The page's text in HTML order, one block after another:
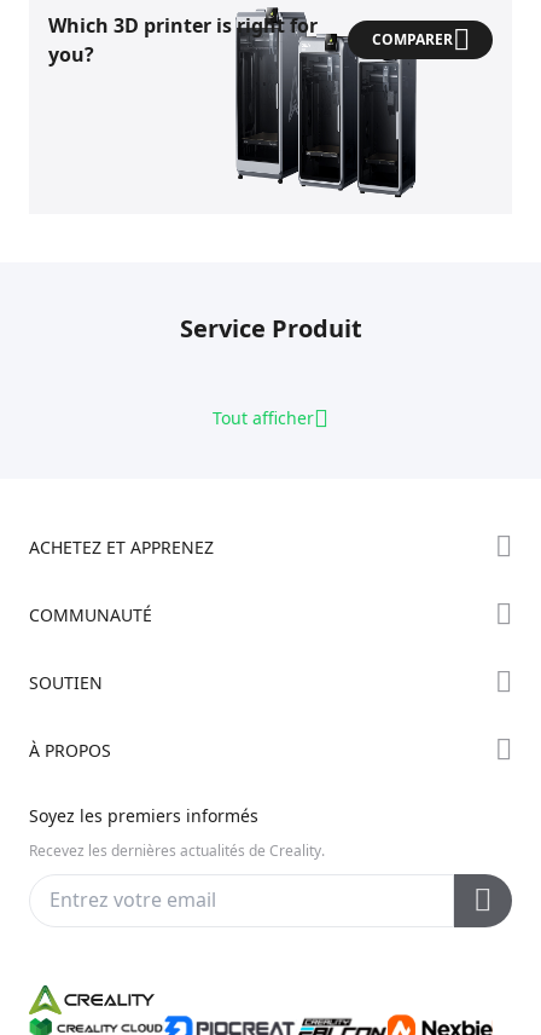
Which 3D printer is right for
you?
COMPARER
Service Produit
Tout afficher
ACHETEZ ET APPRENEZ
Série Hi
COMMUNAUTÉ
Discord
SOUTIEN
Centre d’Aide
Centre Vidéo
Service Après-Vente
À PROPOS
Contactez-nous
Soyez les premiers informés
Recevez les dernières actualités de Creality.